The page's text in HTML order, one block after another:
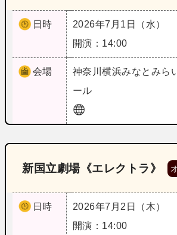
日時
2026年7月1日（水）
開演：14:00
会場 神奈川横浜みなとみら
ール
新国立劇場《エレクトラ》
日時
2026年7月2日（木）
開演：14:00